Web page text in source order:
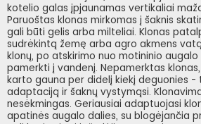
kotelio galas įpjaunamas vertikaliai
Paruoštas klonas mirkomas į šaknis
gali būti gelis arba milteliai. Klonas
sudrėkintą žemę arba agro akmens
klonų, po atskirimo nuo motininio
pamerkti į vandenį. Nepamerktas
karto gauna per didelį kiekį deguonies -
adaptaciją ir šaknų vystymąsi.
nesėkmingas. Geriausiai adaptuojasi
apatinės augalo dalies, su blogėjančia